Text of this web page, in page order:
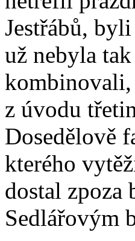
Jestřábů,
už nebyla
kombinovali,
z úvodu
Dosedělově
kterého
dostal zpoza
Sedlářovým